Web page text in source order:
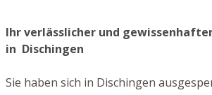
Ihr verlässlicher und
in Dischingen
Sie haben sich in Dischingen